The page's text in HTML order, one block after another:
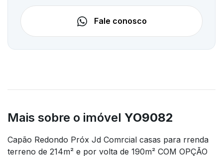
Fale conosco
Mais sobre o imóvel YO9082
Capão Redondo Próx Jd Comrcial casas para rrenda
terreno de 214m² e por volta de 190m² COM OPÇÃO